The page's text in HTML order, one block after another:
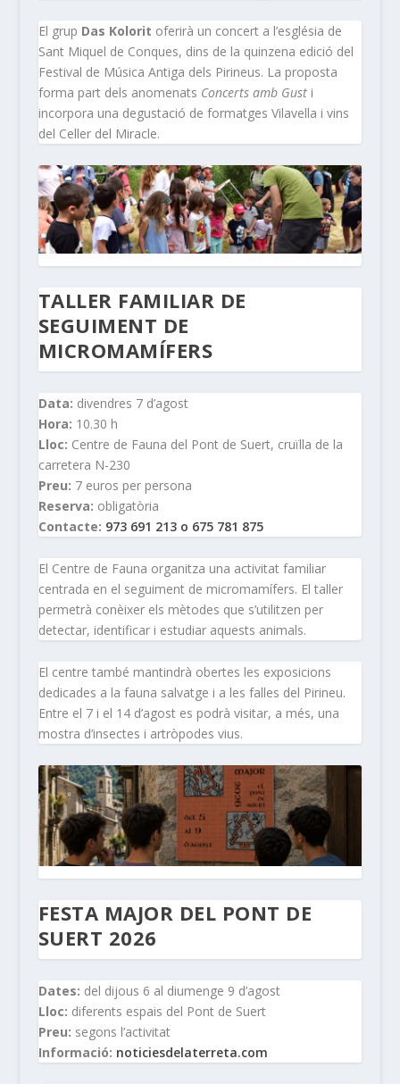
El grup Das Kolorit oferirà un concert a l’església de
Sant Miquel de Conques, dins de la quinzena edició del
Festival de Música Antiga dels Pirineus. La proposta
forma part dels anomenats Concerts amb Gusti
incorpora una degustació de formatges Vilavella i vins
del Celler del Miracle.
TALLER FAMILIAR DE
SEGUIMENT DE
MICROMAMÍFERS
Data: divendres 7 d’agost
Hora: 10.30 h
Lloc: Centre de Fauna del Pont de Suert, cruïlla de la
carretera N-230
Preu: 7 euros per persona
Reserva: obligatòria
Contacte: 973 691 213 o 675 781 875
El Centre de Fauna organitza una activitat familiar
centrada en el seguiment de micromamífers. El taller
permetrà conèixer els mètodes que s’utilitzen per
detectar, identificar i estudiar aquests animals.
El centre també mantindrà obertes les exposicions
dedicades a la fauna salvatge i a les falles del Pirineu.
Entre el 7 i el 14 d’agost es podrà visitar, a més, una
mostra d’insectes i artròpodes vius.
FESTA MAJOR DEL PONT DE
SUERT 2026
Dates: del dijous 6 al diumenge 9 d’agost
Lloc: diferents espais del Pont de Suert
Preu: segons l’activitat
Informació: noticiesdelaterreta.com